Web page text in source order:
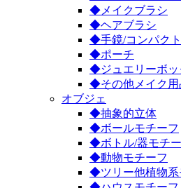
◆メイクブラシ
◆ヘアブラシ
◆手鏡/コンパクト
◆ポーチ
◆ジュエリーボッ
◆その他メイク用
オブジェ
◆抽象的立体
◆ボールモチーフ
◆ボトル/器モチ
◆動物モチーフ
◆ツリー他植物系